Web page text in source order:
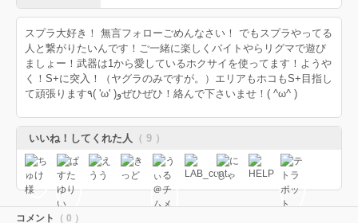
スプラ大好き！ 無言フォローごめんなさい！ でもスプラやってる
人と繋がりたいんです！ご一緒に楽しくバイトやらリグマで遊び
ましょー！武器は1から愛しているホクサイを使ってます！ようや
く！S+に突入！（ヤグラのみですが。）エリアもホコもS+目指し
て頑張ります٩( 'ω' )وぜひぜひ！絡んで下さいませ！( ^ω^ )
いいね！してくれた人 （ 9 ）
コメント （ 0 ）